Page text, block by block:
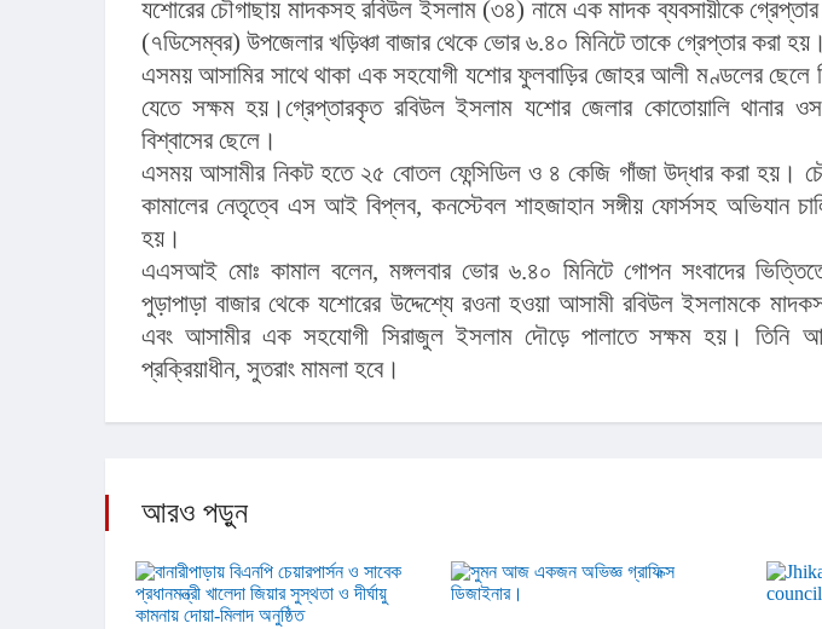
যশোরের চৌগাছায় মাদকসহ রবিউল ইসলাম (৩৪) নামে এক মাদক ব্যবসায়ীকে গ্রেপ্তার
(৭ডিসেম্বর) উপজেলার খড়িঞ্চা বাজার থেকে ভোর ৬.৪০ মিনিটে তাকে গ্রেপ্তার করা হয়।
এসময় আসামির সাথে থাকা এক সহযোগী যশোর ফুলবাড়ির জোহর আলী মণ্ডলের ছেলে
যেতে সক্ষম হয়।গ্রেপ্তারকৃত রবিউল ইসলাম যশোর জেলার কোতোয়ালি থানার
বিশ্বাসের ছেলে।
এসময় আসামীর নিকট হতে ২৫ বোতল ফেন্সিডিল ও ৪ কেজি গাঁজা উদ্ধার করা হয়।
কামালের নেতৃত্বে এস আই বিপ্লব, কনস্টেবল শাহজাহান সঙ্গীয় ফোর্সসহ অভিযান
হয়।
এএসআই মোঃ কামাল বলেন, মঙ্গলবার ভোর ৬.৪০ মিনিটে গোপন সংবাদের
পুড়াপাড়া বাজার থেকে যশোরের উদ্দেশ্যে রওনা হওয়া আসামী রবিউল ইসলামকে
এবং আসামীর এক সহযোগী সিরাজুল ইসলাম দৌড়ে পালাতে সক্ষম হয়। তিনি
প্রক্রিয়াধীন, সুতরাং মামলা হবে।
আরও পড়ুন